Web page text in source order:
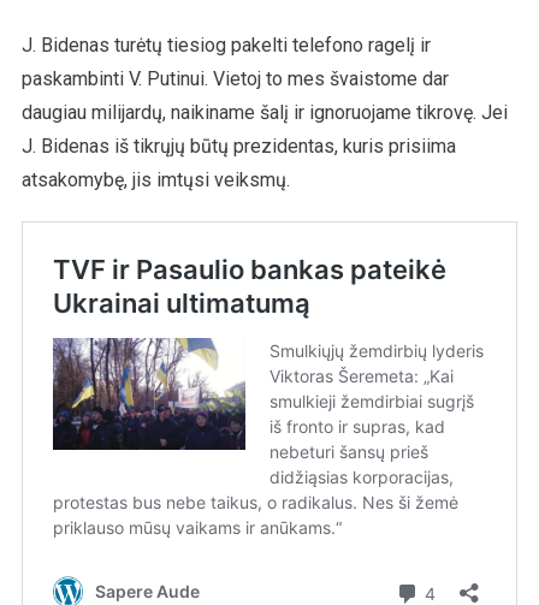
J. Bidenas turėtų tiesiog pakelti telefono ragelį ir
paskambinti V. Putinui. Vietoj to mes švaistome dar
daugiau milijardų, naikiname šalį ir ignoruojame tikrovę. Jei
J. Bidenas iš tikrųjų būtų prezidentas, kuris prisiima
atsakomybę, jis imtųsi veiksmų.